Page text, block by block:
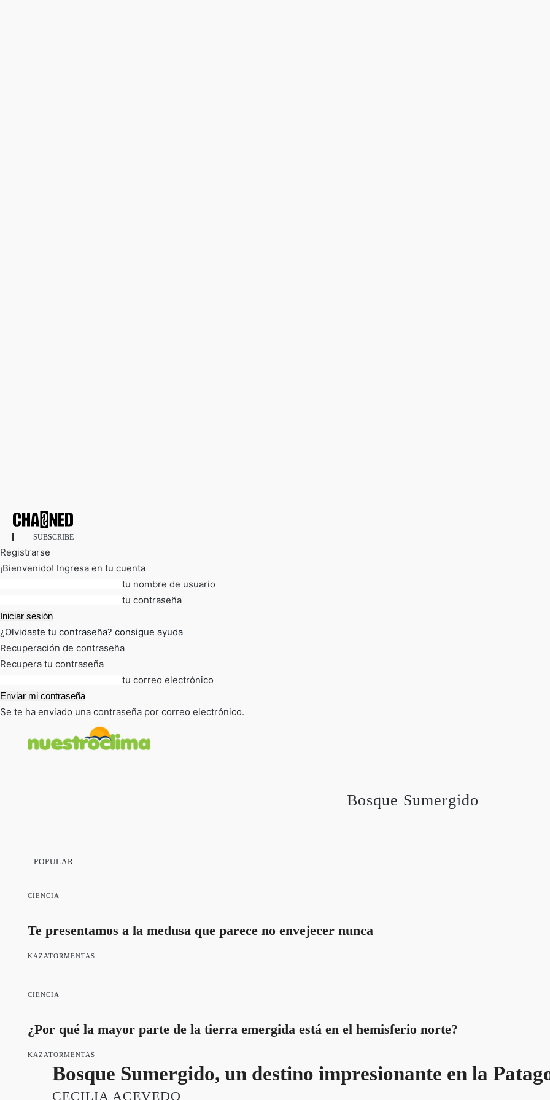
SUBSCRIBE
Registrarse
¡Bienvenido! Ingresa en tu cuenta
tu nombre de usuario
tu contraseña
¿Olvidaste tu contraseña? consigue ayuda
Recuperación de contraseña
Recupera tu contraseña
tu correo electrónico
Se te ha enviado una contraseña por correo electrónico.
Bosque Sumergido
POPULAR
CIENCIA
Te presentamos a la medusa que parece no envejecer nunca
KAZATORMENTAS
CIENCIA
¿Por qué la mayor parte de la tierra emergida está en el hemisferio norte?
KAZATORMENTAS
Bosque Sumergido, un destino impresionante en la
CECILIA ACEVEDO